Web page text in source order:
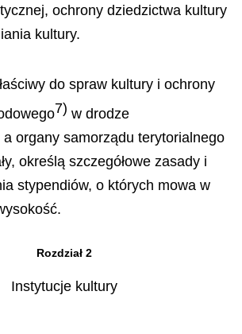
ochrony dziedzictwa kultury
kultury.
do spraw kultury i ochrony
7) w drodze
organy samorządu terytorialnego
określą szczegółowe zasady i
stypendiów, o których mowa w
Rozdział 2
Instytucje kultury